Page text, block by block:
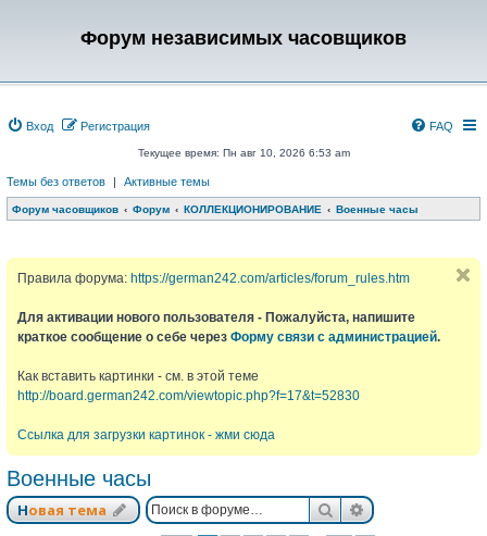
Форум независимых часовщиков
Вход Регистрация FAQ
Текущее время: Пн авг 10, 2026 6:53 am
Темы без ответов | Активные темы
Форум часовщиков Форум КОЛЛЕКЦИОНИРОВАНИЕ Военные часы
Правила форума: https://german242.com/articles/forum_rules.htm
Для активации нового пользователя - Пожалуйста, напишите
краткое сообщение о себе через Форму связи с администрацией.
Как вставить картинки - см. в этой теме
http://board.german242.com/viewtopic.php?f=17&t=52830
Ссылка для загрузки картинок - жми сюда
Военные часы
Новая тема ПоискРасширенный